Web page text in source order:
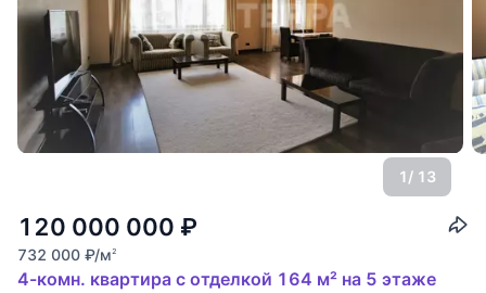
1/ 13
120 000 000 ₽
732 000 ₽/м2
4-комн. квартира с отделкой 164 м² на 5 этаже